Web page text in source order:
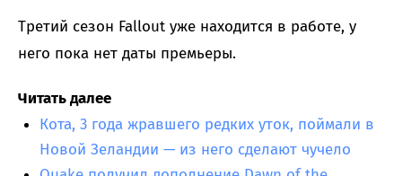
Третий сезон Fallout уже находится в работе, у
него пока нет даты премьеры.
Читать далее
Кота, 3 года жравшего редких уток, поймали в
Новой Зеландии — из него сделают чучело